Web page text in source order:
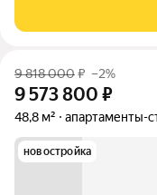
учитывают все
9 818 000₽ –2%
9 573 800 ₽
48,8 м² апартаменты-
новостройка